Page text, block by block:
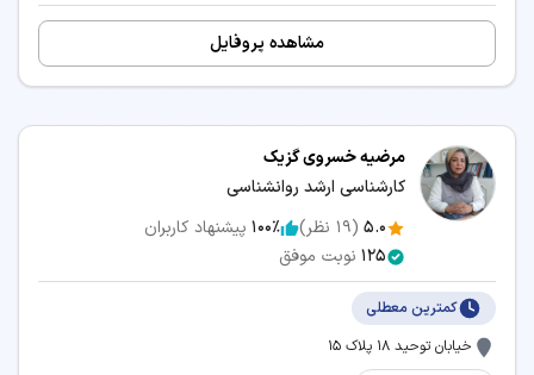
مشاهده پروفایل
مرضیه خسروی گزیک
کارشناسی ارشد روانشناسی
5.0
(
19 نظر) 100٪ پیشنهاد کاربران
125 نوبت موفق
کمترین معطلی
خیابان توحید ۱۸ پلاک ۱۵